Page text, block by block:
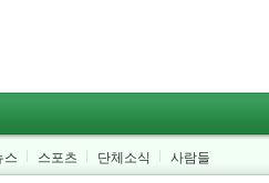
스 스포츠 단체소식 사람들